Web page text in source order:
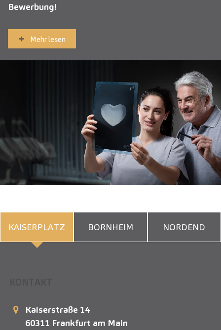
Bewerbung!
Mehr lesen
KAISERPLATZ BORNHEIM NORDEND
Kaiserstraße 14
60311 Frankfurt am Main